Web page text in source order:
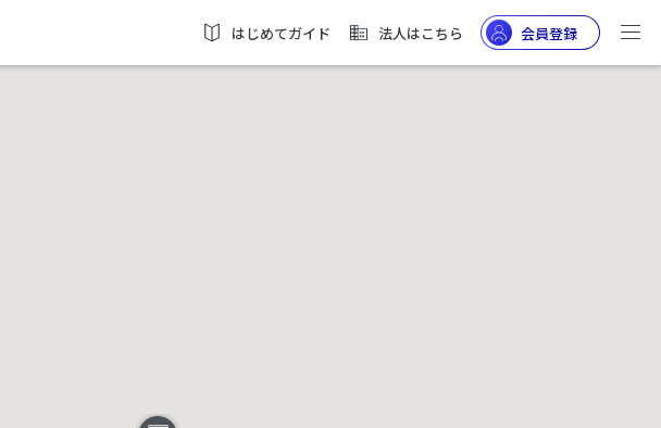
はじめてガイド 法人はこちら 会員登録